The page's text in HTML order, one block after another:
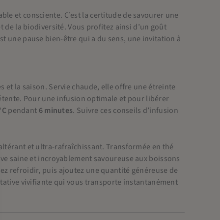
et consciente. C’est la certitude de savourer une
de la biodiversité. Vous profitez ainsi d’un goût
une pause bien-être qui a du sens, une invitation à
la saison. Servie chaude, elle offre une étreinte
Pour une infusion optimale et pour libérer
pendant 6 minutes. Suivre ces conseils d’infusion
et ultra-rafraîchissant. Transformée en thé
saine et incroyablement savoureuse aux boissons
refroidir, puis ajoutez une quantité généreuse de
vivifiante qui vous transporte instantanément